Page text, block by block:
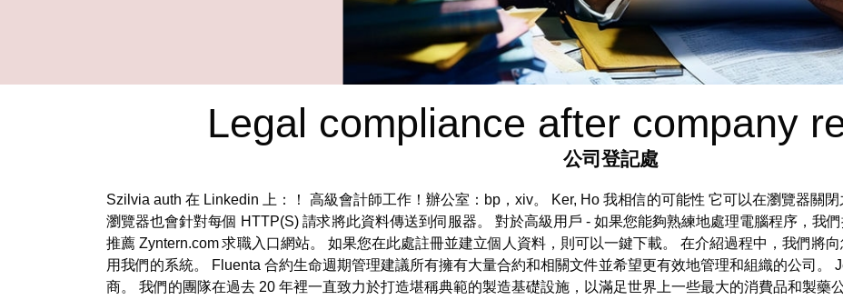
Legal compliance after company
公司登記處
Szilvia auth 在 Linkedin 上：！ 高級會計師工作！辦公室：bp，xiv。 Ker, Ho 我相信的可能性 它可以在瀏覽器關
瀏覽器也會針對每個 HTTP(S) 請求將此資料傳送到伺服器。 對於高級用戶 - 如果您能夠熟練地處理電腦程序，我
推薦 Zyntern.com 求職入口網站。 如果您在此處註冊並建立個人資料，則可以一鍵下載。 在介紹過程中，我們將
用我們的系統。 Fluenta 合約生命週期管理建議所有擁有大量合約和相關文件並希望更有效地管理和組織的公司。
商。 我們的團隊在過去 20 年裡一直致力於打造堪稱典範的製造基礎設施，以滿足世界上一些最大的消費品和製藥